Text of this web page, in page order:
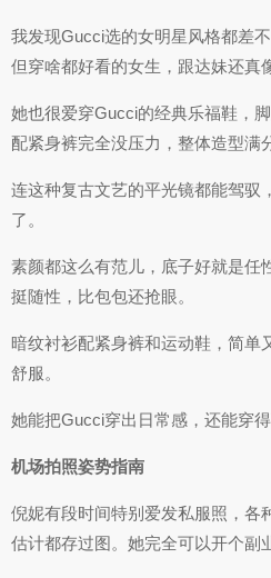
我发现Gucci选的女明星风格都差
但穿啥都好看的女生，跟达妹还真
她也很爱穿Gucci的经典乐福鞋，
配紧身裤完全没压力，整体造型满
连这种复古文艺的平光镜都能驾驭
了。
素颜都这么有范儿，底子好就是任
挺随性，比包包还抢眼。
暗纹衬衫配紧身裤和运动鞋，简单
舒服。
她能把Gucci穿出日常感，还能穿得
机场拍照姿势指南
倪妮有段时间特别爱发私服照，各
估计都存过图。她完全可以开个